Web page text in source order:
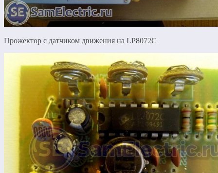
Прожектор с датчиком движения на LP8072C